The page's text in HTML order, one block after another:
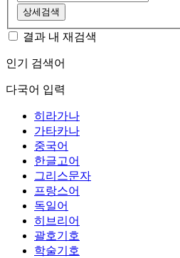
상세검색
결과 내 재검색
인기 검색어
다국어 입력
히라가나
가타카나
중국어
한글고어
그리스문자
프랑스어
독일어
히브리어
괄호기호
학술기호